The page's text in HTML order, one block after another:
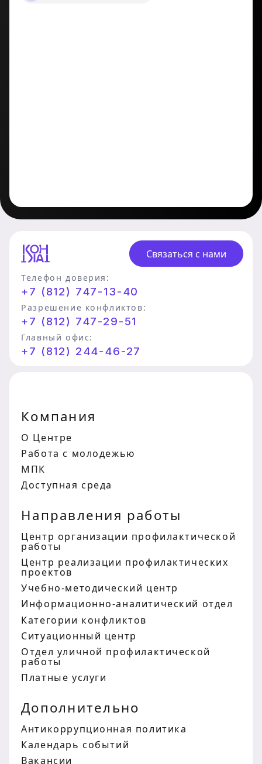
Связаться с нами
Телефон доверия:
+7 (812) 747-13-40
Разрешение конфликтов:
+7 (812) 747-29-51
Главный офис:
+7 (812) 244-46-27
Компания
О Центре
Работа с молодежью
МПК
Доступная среда
Направления работы
Центр организации профилактической
работы
Центр реализации профилактических
проектов
Учебно-методический центр
Информационно-аналитический отдел
Категории конфликтов
Ситуационный центр
Отдел уличной профилактической
работы
Платные услуги
Дополнительно
Антикоррупционная политика
Календарь событий
Вакансии